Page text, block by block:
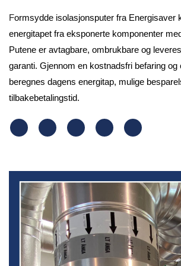
Formsydde isolasjonsputer fra Energisaver
energitapet fra eksponerte komponenter
Putene er avtagbare, ombrukbare og
garanti. Gjennom en kostnadsfri befaring og
beregnes dagens energitap, mulige
tilbakebetalingstid.